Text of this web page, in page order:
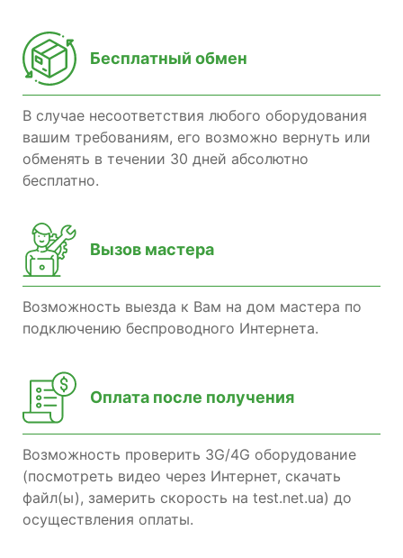
Бесплатный обмен
В случае несоответствия любого оборудования
вашим требованиям, его возможно вернуть или
обменять в течении 30 дней абсолютно
бесплатно.
Вызов мастера
Возможность выезда к Вам на дом мастера по
подключению беспроводного Интернета.
Оплата после получения
Возможность проверить 3G/4G оборудование
(посмотреть видео через Интернет, скачать
файл(ы), замерить скорость на test.net.ua) до
осуществления оплаты.